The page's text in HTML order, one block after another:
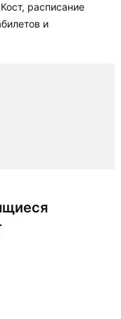
расписание
и